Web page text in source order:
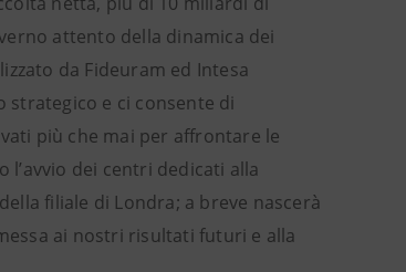
attento della dinamica dei
da Fideuram ed Intesa
strategico e ci consente di
più che mai per affrontare le
l’avvio dei centri dedicati alla
filiale di Londra; a breve nascerà
ai nostri risultati futuri e alla